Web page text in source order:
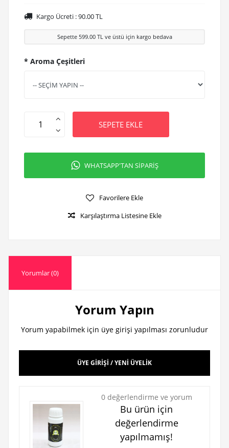
Kargo Ücreti :90.00TL
Sepette 599.00TL ve üstü için kargo bedava
* Aroma Çeşitleri
SEPETE EKLE
WHATSAPP'TAN SİPARİŞ
Favorilere Ekle
Karşılaştırma Listesine Ekle
Yorumlar (0)
Yorum Yapın
Yorum yapabilmek için üye girişi yapılması zorunludur
ÜYE GİRİŞİ / YENİ ÜYELİK
0 değerlendirme ve yorum
Bu ürün için
değerlendirme
yapılmamış!